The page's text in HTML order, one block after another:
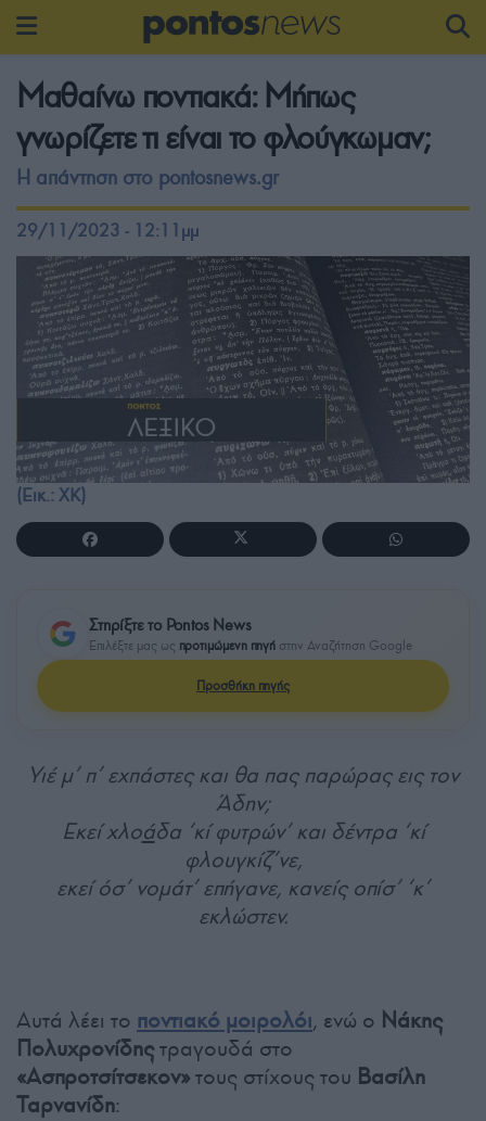
Μαθαίνω ποντιακά: Μήπως
γνωρίζετε τι είναι το φλούγκωμαν;
Η απάντηση στο pontosnews.gr
29/11/2023 - 12:11μμ
(Εικ.: ΧΚ)
Στηρίξτε το Pontos News
Επιλέξτε μας ως προτιμώμενη πηγή στην Αναζήτηση Google
Προσθήκη πηγής
Υιέ μ’ π’ εχπάστες και θα πας παρώρας εις τον
Άδην;
Εκεί χλοάδα ‘κί φυτρών’ και δέντρα ‘κί
φλουγκίζ’νε,
εκεί όσ’ νομάτ’ επήγανε, κανείς οπίσ’ ‘κ’
εκλώστεν.
Αυτά λέει το ποντιακό μοιρολόι, ενώ ο Νάκης
Πολυχρονίδηςτραγουδά στο
«Ασπροτσίτσεκον»τους στίχους του Βασίλη
Ταρνανίδη: